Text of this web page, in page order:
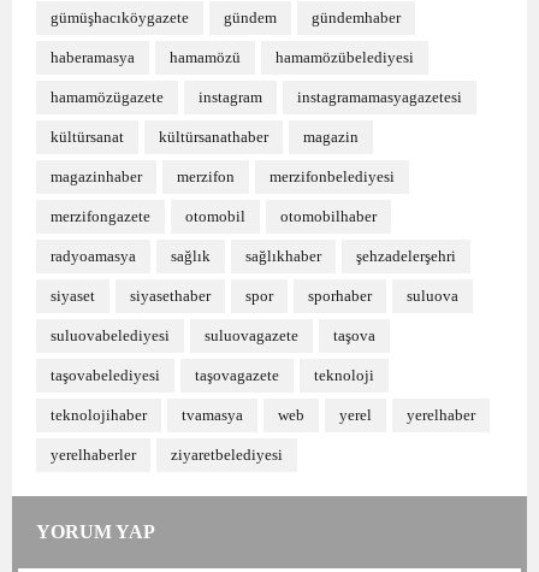
gümüşhacıköygazete gündem gündemhaber
haberamasya hamamözü hamamözübelediyesi
hamamözügazete instagram instagramamasyagazetesi
kültürsanat kültürsanathaber magazin
magazinhaber merzifon merzifonbelediyesi
merzifongazete otomobil otomobilhaber
radyoamasya sağlık sağlıkhaber şehzadelerşehri
siyaset siyasethaber spor sporhaber suluova
suluovabelediyesi suluovagazete taşova
taşovabelediyesi taşovagazete teknoloji
teknolojihaber tvamasya web yerel yerelhaber
yerelhaberler ziyaretbelediyesi
YORUM YAP